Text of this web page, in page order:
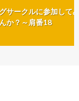
サークルに参加して
か？～肩番18